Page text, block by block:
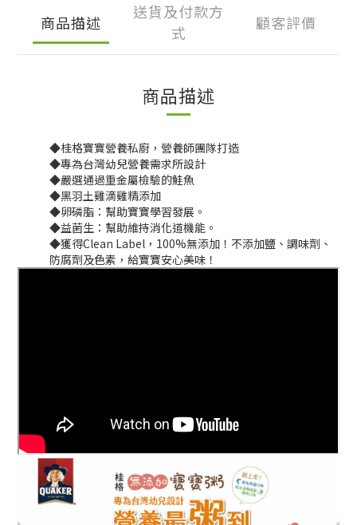
商品描述
送貨及付款方
式
顧客評價
商品描述
◆桂格寶寶營養私廚，營養師團隊打造
◆專為台灣幼兒營養需求所設計
◆嚴選通過重金屬檢驗的鮭魚
◆黑羽土雞滴雞精添加
◆卵磷脂：幫助寶寶學習發展。
◆益菌生：幫助維持消化道機能。
◆獲得Clean Label，100%無添加！不添加鹽、調味劑、
防腐劑及色素，給寶寶安心美味！